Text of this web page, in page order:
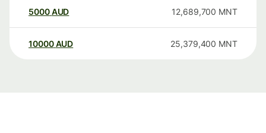
5000AUD 12,689,700 MNT
10000 AUD 25,379,400 MNT